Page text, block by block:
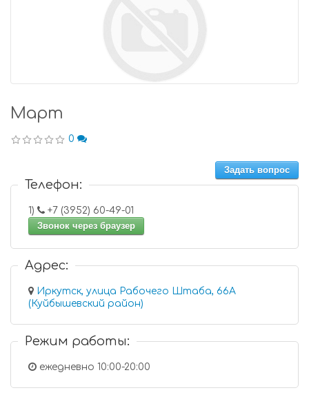
Март
0
Задать вопрос
Телефон:
1)
+7 (3952) 60-49-01
Звонок через браузер
Адрес:
Иркутск, улица Рабочего Штаба, 66А
(Куйбышевский район)
Режим работы:
ежедневно 10:00-20:00